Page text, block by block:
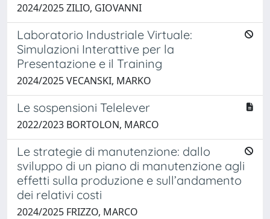
2024/2025 ZILIO, GIOVANNI
Laboratorio Industriale Virtuale:
Simulazioni Interattive per la
Presentazione e il Training
2024/2025 VECANSKI, MARKO
Le sospensioni Telelever
2022/2023 BORTOLON, MARCO
Le strategie di manutenzione: dallo
sviluppo di un piano di manutenzione agli
effetti sulla produzione e sull’andamento
dei relativi costi
2024/2025 FRIZZO, MARCO